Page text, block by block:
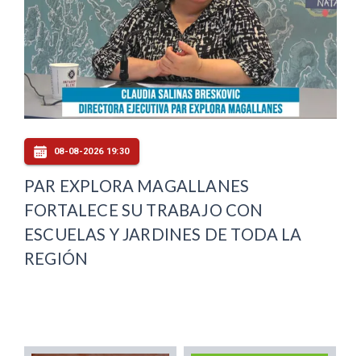
08-08-2026 19:30
PAR EXPLORA MAGALLANES
FORTALECE SU TRABAJO CON
ESCUELAS Y JARDINES DE TODA LA
REGIÓN